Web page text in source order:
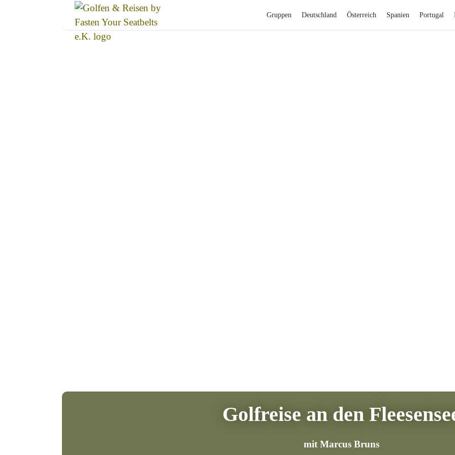
Gruppen Deutschland Österreich Spanien Portugal
Golfreise an den
mit Marcus Bruns